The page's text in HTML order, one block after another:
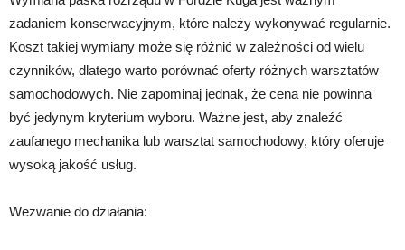
zadaniem konserwacyjnym, które należy wykonywać regularnie.
Koszt takiej wymiany może się różnić w zależności od wielu
czynników, dlatego warto porównać oferty różnych warsztatów
samochodowych. Nie zapominaj jednak, że cena nie powinna
być jedynym kryterium wyboru. Ważne jest, aby znaleźć
zaufanego mechanika lub warsztat samochodowy, który oferuje
wysoką jakość usług.
Wezwanie do działania: